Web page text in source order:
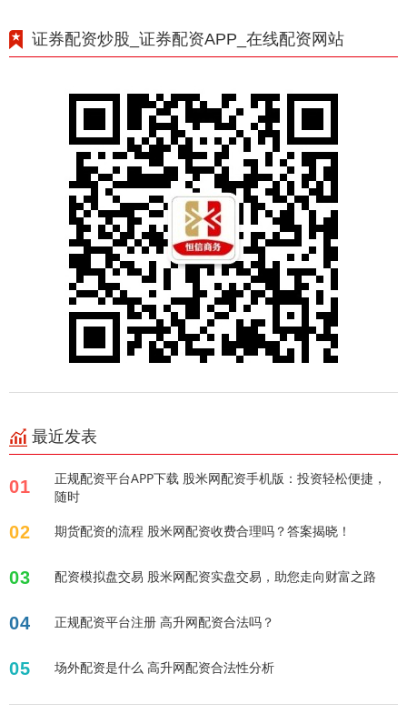
证券配资炒股_证券配资APP_在线配资网站
最近发表
01
正规配资平台APP下载 股米网配资手机版：投资轻松便捷，
随时
02 期货配资的流程 股米网配资收费合理吗？答案揭晓！
03 配资模拟盘交易 股米网配资实盘交易，助您走向财富之路
04 正规配资平台注册 高升网配资合法吗？
05 场外配资是什么 高升网配资合法性分析